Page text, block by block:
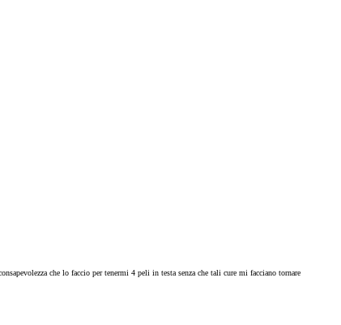
che lo faccio per tenermi 4 peli in testa senza che tali cure mi facciano tornare